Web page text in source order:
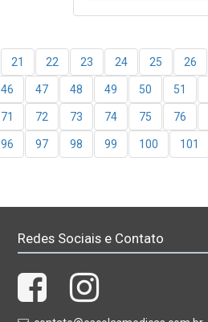
21 22 23 24 25 26
46 47 48 49 50 51
71 72 73 74 75 76
96 97 98 99 100 101
Redes Sociais e Contato